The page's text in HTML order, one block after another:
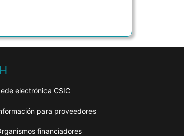
electrónica CSIC
para proveedores
financiadores